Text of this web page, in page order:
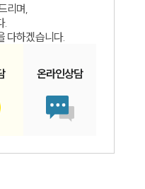
례
리며,
.
다하겠습니다.
온라인상담